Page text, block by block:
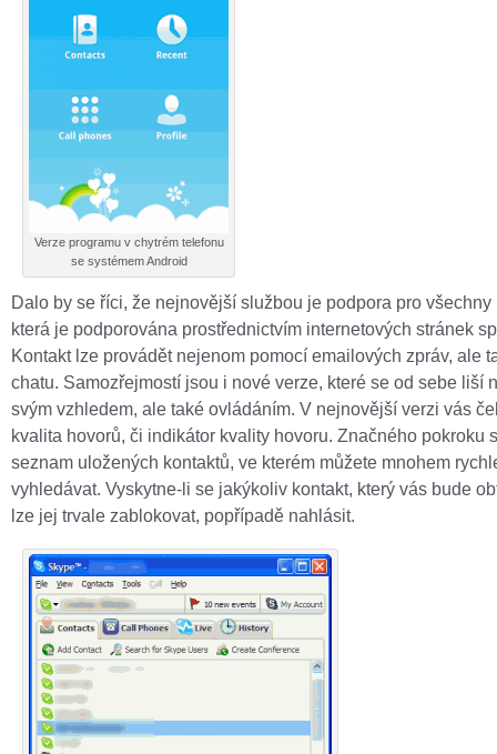
Verze programu v chytrém telefonu
se systémem Android
Dalo by se říci, že nejnovější službou je podpora pro všechny
která je podporována prostřednictvím internetových stránek
Kontakt lze provádět nejenom pomocí emailových zpráv, ale
chatu. Samozřejmostí jsou i nové verze, které se od sebe liší
svým vzhledem, ale také ovládáním. V nejnovější verzi vás
kvalita hovorů, či indikátor kvality hovoru. Značného pokroku
seznam uložených kontaktů, ve kterém můžete mnohem
vyhledávat. Vyskytne-li se jakýkoliv kontakt, který vás bude
lze jej trvale zablokovat, popřípadě nahlásit.